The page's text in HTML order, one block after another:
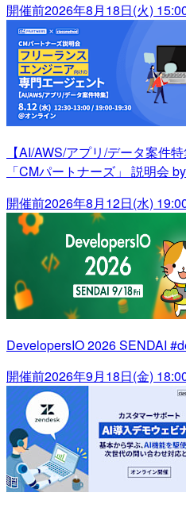
開催前2026年8月18日(火)
【AI/AWS/アプリ/データ案件
「CMパートナーズ」 説明会
開催前2026年8月12日(水)
DevelopersIO 2026 SENDAI
開催前2026年9月18日(金)